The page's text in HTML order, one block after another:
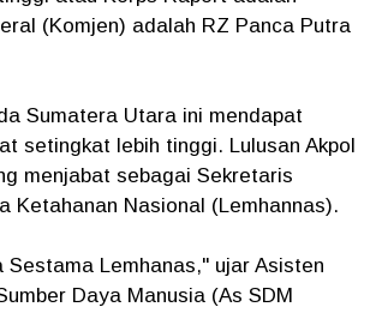
(Komjen) adalah RZ Panca Putra
Sumatera Utara ini mendapat
setingkat lebih tinggi. Lulusan Akpol
menjabat sebagai Sekretaris
Ketahanan Nasional (Lemhannas).
Sestama Lemhanas," ujar Asisten
Daya Manusia (As SDM